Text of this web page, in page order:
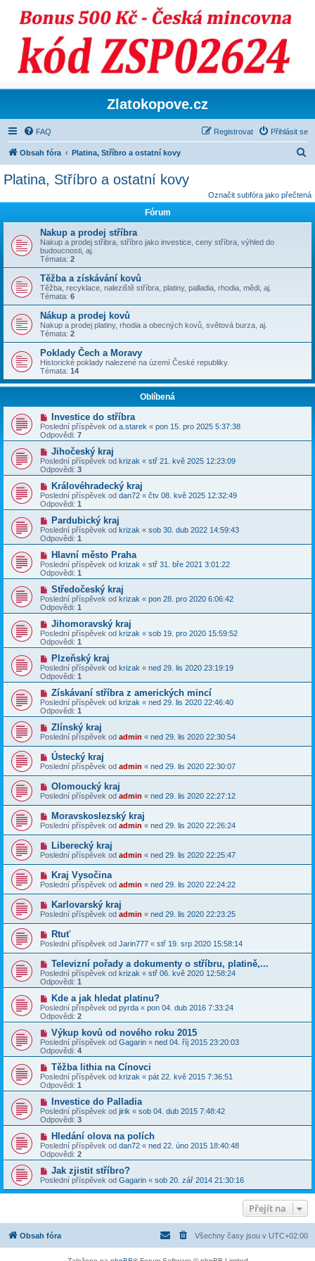
Zlatokopove.cz
FAQ Přihlásit se
Registrovat
Obsah fóra Platina, Stříbro a ostatní kovy
d
Platina, Stříbro a ostatní kovy
Označit subfóra jako přečtená
Fórum
Nakup a prodej stříbra
Nakup a prodej střibra, stříbro jako investice, ceny stříbra, výhled do
budoucnosti, aj.
Témata: 2
Těžba a získávání kovů
Těžba, recyklace, naleziště stříbra, platiny, palladia, rhodia, mědi, aj.
Témata: 6
Nákup a prodej kovů
Nakup a prodej platiny, rhodia a obecných kovů, světová burza, aj.
Témata: 2
Poklady Čech a Moravy
Historické poklady nalezené na území České republiky.
Témata: 14
Oblíbená
Investice do stříbra
Poslední příspěvek od a.starek « pon 15. pro 2025 5:37:38
Odpovědi: 7
Jihočeský kraj
Poslední příspěvek od krizak « stř 21. kvě 2025 12:23:09
Odpovědi: 3
Královéhradecký kraj
Poslední příspěvek od dan72 « čtv 08. kvě 2025 12:32:49
Odpovědi: 1
Pardubický kraj
Poslední příspěvek od krizak « sob 30. dub 2022 14:59:43
Odpovědi: 1
Hlavní město Praha
Poslední příspěvek od krizak « stř 31. bře 2021 3:01:22
Odpovědi: 1
Středočeský kraj
Poslední příspěvek od krizak « pon 28. pro 2020 6:06:42
Odpovědi: 1
Jihomoravský kraj
Poslední příspěvek od krizak « sob 19. pro 2020 15:59:52
Odpovědi: 1
Plzeňský kraj
Poslední příspěvek od krizak « ned 29. lis 2020 23:19:19
Odpovědi: 1
Získávaní stříbra z amerických mincí
Poslední příspěvek od krizak « ned 29. lis 2020 22:46:40
Odpovědi: 1
Zlínský kraj
Poslední příspěvek od admin « ned 29. lis 2020 22:30:54
Ústecký kraj
Poslední příspěvek od admin « ned 29. lis 2020 22:30:07
Olomoucký kraj
Poslední příspěvek od admin « ned 29. lis 2020 22:27:12
Moravskoslezský kraj
Poslední příspěvek od admin « ned 29. lis 2020 22:26:24
Liberecký kraj
Poslední příspěvek od admin « ned 29. lis 2020 22:25:47
Kraj Vysočina
Poslední příspěvek od admin « ned 29. lis 2020 22:24:22
Karlovarský kraj
Poslední příspěvek od admin « ned 29. lis 2020 22:23:25
Rtuť
Poslední příspěvek od Jarin777 « stř 19. srp 2020 15:58:14
Televizní pořady a dokumenty o stříbru, platině,...
Poslední příspěvek od krizak « stř 06. kvě 2020 12:58:24
Odpovědi: 1
Kde a jak hledat platinu?
Poslední příspěvek od pyrda « pon 04. dub 2016 7:33:24
Odpovědi: 2
Výkup kovů od nového roku 2015
Poslední příspěvek od Gagarin « ned 04. říj 2015 23:20:03
Odpovědi: 4
Těžba lithia na Cínovci
Poslední příspěvek od krizak « pát 22. kvě 2015 7:36:51
Odpovědi: 1
Investice do Palladia
Poslední příspěvek od jirik « sob 04. dub 2015 7:48:42
Odpovědi: 3
Hledání olova na polích
Poslední příspěvek od dan72 « ned 22. úno 2015 18:40:48
Odpovědi: 2
Jak zjistit stříbro?
Poslední příspěvek od Gagarin « sob 20. zář 2014 21:30:16
Přejít na
Obsah fóra Všechny časy jsou v UTC+02:00